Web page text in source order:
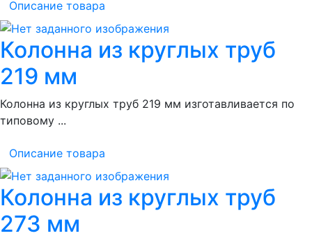
Описание товара
Колонна из круглых труб
219 мм
Колонна из круглых труб 219 мм изготавливается по
типовому ...
Описание товара
Колонна из круглых труб
273 мм